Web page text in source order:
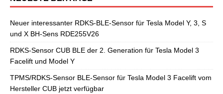
Neuer interessanter RDKS-BLE-Sensor für Tesla Model Y, 3, S
und X BH-Sens RDE255V26
RDKS-Sensor CUB BLE der 2. Generation für Tesla Model 3
Facelift und Model Y
TPMS/RDKS-Sensor BLE-Sensor für Tesla Model 3 Facelift vom
Hersteller CUB jetzt verfügbar